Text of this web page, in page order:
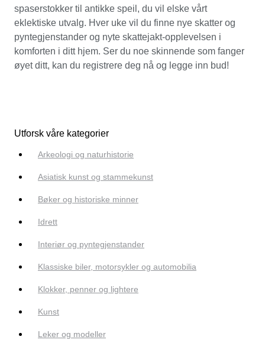
spaserstokker til antikke speil, du vil elske vårt
eklektiske utvalg. Hver uke vil du finne nye skatter og
pyntegjenstander og nyte skattejakt-opplevelsen i
komforten i ditt hjem. Ser du noe skinnende som fanger
øyet ditt, kan du registrere deg nå og legge inn bud!
Utforsk våre kategorier
Arkeologi og naturhistorie
Asiatisk kunst og stammekunst
Bøker og historiske minner
Idrett
Interiør og pyntegjenstander
Klassiske biler, motorsykler og automobilia
Klokker, penner og lightere
Kunst
Leker og modeller